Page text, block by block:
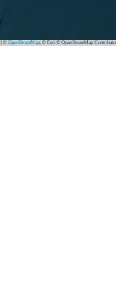
© OpenStreetMap, © Esri © OpenStreetMap